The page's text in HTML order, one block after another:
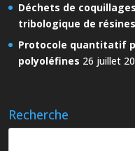
Déchets de
tribologique de
Protocole quantitatif
polyoléfines 26 juillet
Recherche